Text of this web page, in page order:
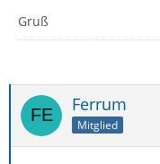
Gruß
Ferrum
Mitglied